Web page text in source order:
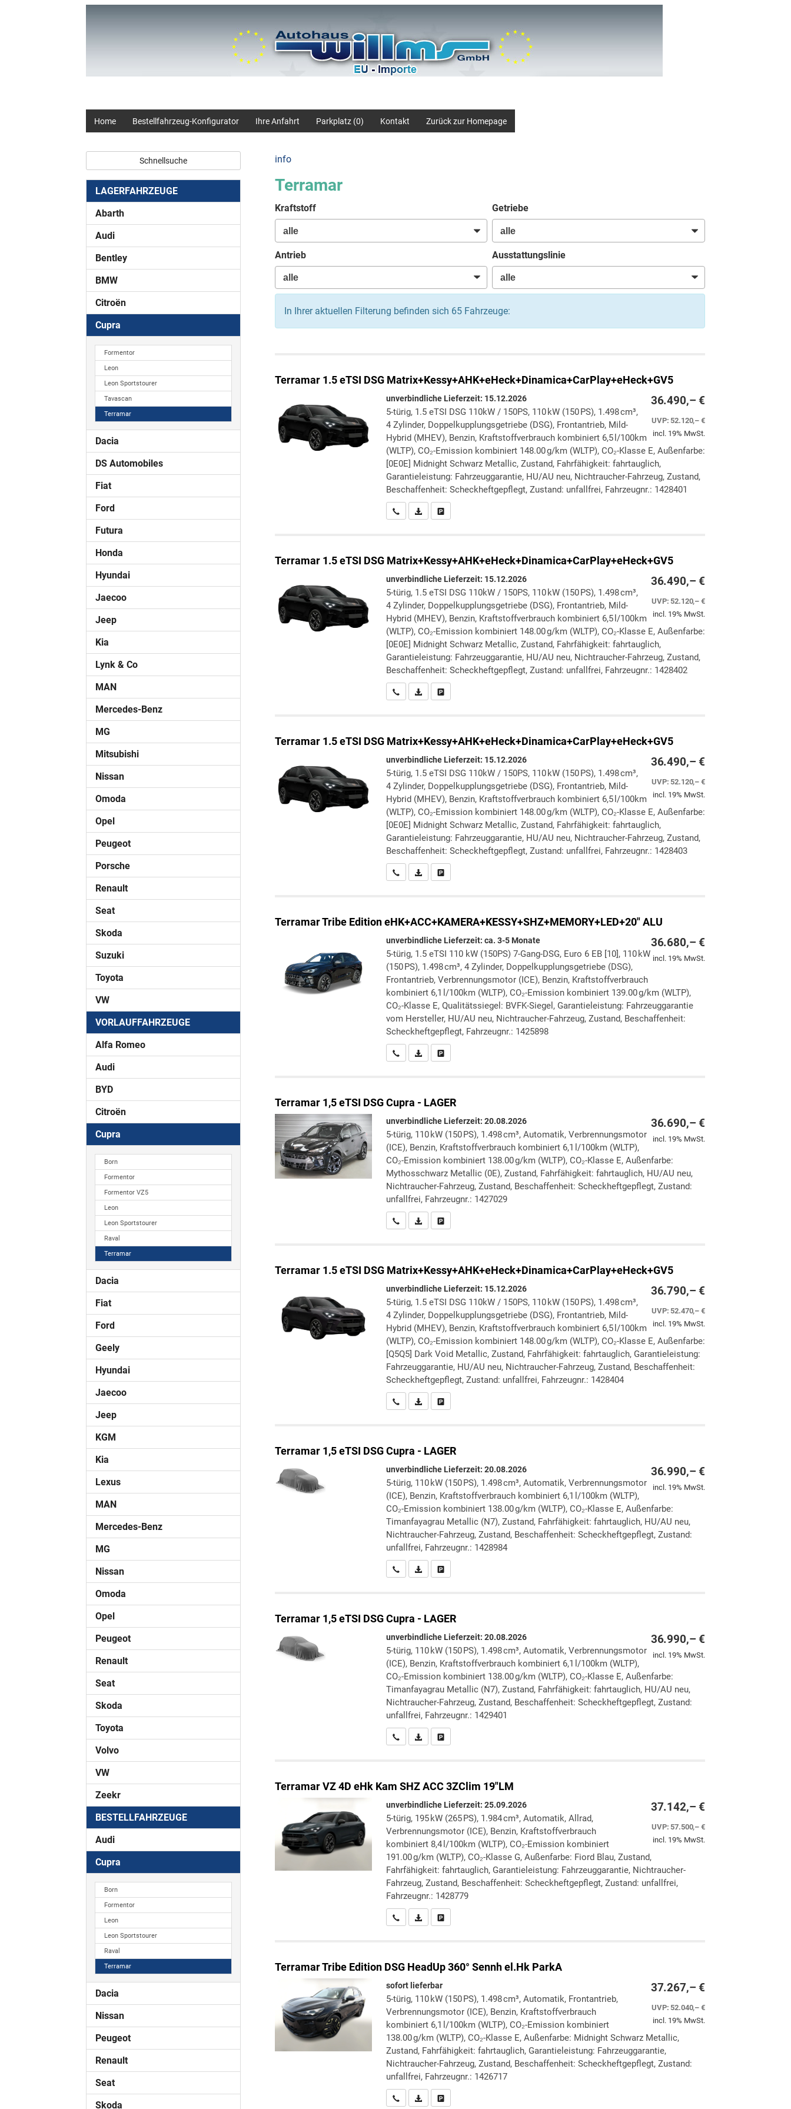
Home Bestellfahrzeug-Konfigurator Ihre Anfahrt Parkplatz (0) Kontakt Zurück zur Homepage
info
Terramar
Kraftstoff Getriebe
Antrieb Ausstattungslinie
In Ihrer aktuellen Filterung befinden sich 65Fahrzeuge:
Terramar 1.5 eTSI DSG Matrix+Kessy+AHK+eHeck+Dinamica+CarPlay+eHeck+GV5
36.490,– €
UVP:52.120,– €
incl. 19% MwSt.
unverbindliche Lieferzeit: 15.12.2026
5-türig, 1.5 eTSI DSG 110kW / 150PS, 110 kW (150 PS), 1.498 cm³,
4 Zylinder, Doppelkupplungsgetriebe (DSG), Frontantrieb, Mild-
Hybrid (MHEV), Benzin, Kraftstoffverbrauch kombiniert 6,5 l/100km
(WLTP), CO₂-Emission kombiniert 148.00 g/km (WLTP), CO₂-Klasse E, Außenfarbe:
[0E0E] Midnight Schwarz Metallic, Zustand, Fahrfähigkeit: fahrtauglich,
Garantieleistung: Fahrzeuggarantie, HU/AU neu, Nichtraucher-Fahrzeug, Zustand,
Beschaffenheit: Scheckheftgepflegt, Zustand: unfallfrei, Fahrzeugnr.: 1428401
Wir rufen Sie an
PDF-Datei, Fahrzeugexposé drucken
Drucken, parken oder vergleichen
Terramar 1.5 eTSI DSG Matrix+Kessy+AHK+eHeck+Dinamica+CarPlay+eHeck+GV5
36.490,– €
UVP:52.120,– €
incl. 19% MwSt.
unverbindliche Lieferzeit: 15.12.2026
5-türig, 1.5 eTSI DSG 110kW / 150PS, 110 kW (150 PS), 1.498 cm³,
4 Zylinder, Doppelkupplungsgetriebe (DSG), Frontantrieb, Mild-
Hybrid (MHEV), Benzin, Kraftstoffverbrauch kombiniert 6,5 l/100km
(WLTP), CO₂-Emission kombiniert 148.00 g/km (WLTP), CO₂-Klasse E, Außenfarbe:
[0E0E] Midnight Schwarz Metallic, Zustand, Fahrfähigkeit: fahrtauglich,
Garantieleistung: Fahrzeuggarantie, HU/AU neu, Nichtraucher-Fahrzeug, Zustand,
Beschaffenheit: Scheckheftgepflegt, Zustand: unfallfrei, Fahrzeugnr.: 1428402
Wir rufen Sie an
PDF-Datei, Fahrzeugexposé drucken
Drucken, parken oder vergleichen
Terramar 1.5 eTSI DSG Matrix+Kessy+AHK+eHeck+Dinamica+CarPlay+eHeck+GV5
36.490,– €
UVP:52.120,– €
incl. 19% MwSt.
unverbindliche Lieferzeit: 15.12.2026
5-türig, 1.5 eTSI DSG 110kW / 150PS, 110 kW (150 PS), 1.498 cm³,
4 Zylinder, Doppelkupplungsgetriebe (DSG), Frontantrieb, Mild-
Hybrid (MHEV), Benzin, Kraftstoffverbrauch kombiniert 6,5 l/100km
(WLTP), CO₂-Emission kombiniert 148.00 g/km (WLTP), CO₂-Klasse E, Außenfarbe:
[0E0E] Midnight Schwarz Metallic, Zustand, Fahrfähigkeit: fahrtauglich,
Garantieleistung: Fahrzeuggarantie, HU/AU neu, Nichtraucher-Fahrzeug, Zustand,
Beschaffenheit: Scheckheftgepflegt, Zustand: unfallfrei, Fahrzeugnr.: 1428403
Wir rufen Sie an
PDF-Datei, Fahrzeugexposé drucken
Drucken, parken oder vergleichen
TerramarTribe Edition eHK+ACC+KAMERA+KESSY+SHZ+MEMORY+LED+20" ALU
36.680,– €
incl. 19% MwSt.
unverbindliche Lieferzeit: ca. 3-5 Monate
5-türig, 1.5 eTSI 110 kW (150PS) 7-Gang-DSG, Euro 6 EB [10], 110 kW
(150 PS), 1.498 cm³, 4 Zylinder, Doppelkupplungsgetriebe (DSG),
Frontantrieb, Verbrennungsmotor (ICE), Benzin, Kraftstoffverbrauch
kombiniert 6,1 l/100km (WLTP), CO₂-Emission kombiniert 139.00 g/km (WLTP),
CO₂-Klasse E, Qualitätssiegel: BVFK-Siegel, Garantieleistung: Fahrzeuggarantie
vom Hersteller, HU/AU neu, Nichtraucher-Fahrzeug, Zustand, Beschaffenheit:
Scheckheftgepflegt, Fahrzeugnr.: 1425898
Wir rufen Sie an
PDF-Datei, Fahrzeugexposé drucken
Drucken, parken oder vergleichen
Terramar 1,5 eTSI DSG Cupra - LAGER
36.690,– €
incl. 19% MwSt.
unverbindliche Lieferzeit: 20.08.2026
5-türig, 110 kW (150 PS), 1.498 cm³, Automatik, Verbrennungsmotor
(ICE), Benzin, Kraftstoffverbrauch kombiniert 6,1 l/100km (WLTP),
CO₂-Emission kombiniert 138.00 g/km (WLTP), CO₂-Klasse E, Außenfarbe:
Mythosschwarz Metallic (0E), Zustand, Fahrfähigkeit: fahrtauglich, HU/AU neu,
Nichtraucher-Fahrzeug, Zustand, Beschaffenheit: Scheckheftgepflegt, Zustand:
unfallfrei, Fahrzeugnr.: 1427029
Wir rufen Sie an
PDF-Datei, Fahrzeugexposé drucken
Drucken, parken oder vergleichen
Terramar 1.5 eTSI DSG Matrix+Kessy+AHK+eHeck+Dinamica+CarPlay+eHeck+GV5
36.790,– €
UVP:52.470,– €
incl. 19% MwSt.
unverbindliche Lieferzeit: 15.12.2026
5-türig, 1.5 eTSI DSG 110kW / 150PS, 110 kW (150 PS), 1.498 cm³,
4 Zylinder, Doppelkupplungsgetriebe (DSG), Frontantrieb, Mild-
Hybrid (MHEV), Benzin, Kraftstoffverbrauch kombiniert 6,5 l/100km
(WLTP), CO₂-Emission kombiniert 148.00 g/km (WLTP), CO₂-Klasse E, Außenfarbe:
[Q5Q5] Dark Void Metallic, Zustand, Fahrfähigkeit: fahrtauglich, Garantieleistung:
Fahrzeuggarantie, HU/AU neu, Nichtraucher-Fahrzeug, Zustand, Beschaffenheit:
Scheckheftgepflegt, Zustand: unfallfrei, Fahrzeugnr.: 1428404
Wir rufen Sie an
PDF-Datei, Fahrzeugexposé drucken
Drucken, parken oder vergleichen
Terramar 1,5 eTSI DSG Cupra - LAGER
36.990,– €
incl. 19% MwSt.
unverbindliche Lieferzeit: 20.08.2026
5-türig, 110 kW (150 PS), 1.498 cm³, Automatik, Verbrennungsmotor
(ICE), Benzin, Kraftstoffverbrauch kombiniert 6,1 l/100km (WLTP),
CO₂-Emission kombiniert 138.00 g/km (WLTP), CO₂-Klasse E, Außenfarbe:
Timanfayagrau Metallic (N7), Zustand, Fahrfähigkeit: fahrtauglich, HU/AU neu,
Nichtraucher-Fahrzeug, Zustand, Beschaffenheit: Scheckheftgepflegt, Zustand:
unfallfrei, Fahrzeugnr.: 1428984
Wir rufen Sie an
PDF-Datei, Fahrzeugexposé drucken
Drucken, parken oder vergleichen
Terramar 1,5 eTSI DSG Cupra - LAGER
36.990,– €
incl. 19% MwSt.
unverbindliche Lieferzeit: 20.08.2026
5-türig, 110 kW (150 PS), 1.498 cm³, Automatik, Verbrennungsmotor
(ICE), Benzin, Kraftstoffverbrauch kombiniert 6,1 l/100km (WLTP),
CO₂-Emission kombiniert 138.00 g/km (WLTP), CO₂-Klasse E, Außenfarbe:
Timanfayagrau Metallic (N7), Zustand, Fahrfähigkeit: fahrtauglich, HU/AU neu,
Nichtraucher-Fahrzeug, Zustand, Beschaffenheit: Scheckheftgepflegt, Zustand:
unfallfrei, Fahrzeugnr.: 1429401
Wir rufen Sie an
PDF-Datei, Fahrzeugexposé drucken
Drucken, parken oder vergleichen
TerramarVZ 4D eHk Kam SHZ ACC 3ZClim 19"LM
37.142,– €
UVP:57.500,– €
incl. 19% MwSt.
unverbindliche Lieferzeit: 25.09.2026
5-türig, 195 kW (265 PS), 1.984 cm³, Automatik, Allrad,
Verbrennungsmotor (ICE), Benzin, Kraftstoffverbrauch
kombiniert 8,4 l/100km (WLTP), CO₂-Emission kombiniert
191.00 g/km (WLTP), CO₂-Klasse G, Außenfarbe: Fiord Blau, Zustand,
Fahrfähigkeit: fahrtauglich, Garantieleistung: Fahrzeuggarantie, Nichtraucher-
Fahrzeug, Zustand, Beschaffenheit: Scheckheftgepflegt, Zustand: unfallfrei,
Fahrzeugnr.: 1428779
Wir rufen Sie an
PDF-Datei, Fahrzeugexposé drucken
Drucken, parken oder vergleichen
TerramarTribe Edition DSG HeadUp 360° Sennh el.Hk ParkA
37.267,– €
UVP:52.040,– €
incl. 19% MwSt.
sofort lieferbar
5-türig, 110 kW (150 PS), 1.498 cm³, Automatik, Frontantrieb,
Verbrennungsmotor (ICE), Benzin, Kraftstoffverbrauch
kombiniert 6,1 l/100km (WLTP), CO₂-Emission kombiniert
138.00 g/km (WLTP), CO₂-Klasse E, Außenfarbe: Midnight Schwarz Metallic,
Zustand, Fahrfähigkeit: fahrtauglich, Garantieleistung: Fahrzeuggarantie,
Nichtraucher-Fahrzeug, Zustand, Beschaffenheit: Scheckheftgepflegt, Zustand:
unfallfrei, Fahrzeugnr.: 1426717
Wir rufen Sie an
PDF-Datei, Fahrzeugexposé drucken
Drucken, parken oder vergleichen
Schnellsuche
LAGERFAHRZEUGE
Abarth
Audi
Bentley
BMW
Citroën
Cupra
Formentor
Leon
Leon Sportstourer
Tavascan
Terramar
Dacia
DS Automobiles
Fiat
Ford
Futura
Honda
Hyundai
Jaecoo
Jeep
Kia
Lynk & Co
MAN
Mercedes-Benz
MG
Mitsubishi
Nissan
Omoda
Opel
Peugeot
Porsche
Renault
Seat
Skoda
Suzuki
Toyota
VW
VORLAUFFAHRZEUGE
Alfa Romeo
Audi
BYD
Citroën
Cupra
Born
Formentor
Formentor VZ5
Leon
Leon Sportstourer
Raval
Terramar
Dacia
Fiat
Ford
Geely
Hyundai
Jaecoo
Jeep
KGM
Kia
Lexus
MAN
Mercedes-Benz
MG
Nissan
Omoda
Opel
Peugeot
Renault
Seat
Skoda
Toyota
Volvo
VW
Zeekr
BESTELLFAHRZEUGE
Audi
Cupra
Born
Formentor
Leon
Leon Sportstourer
Raval
Terramar
Dacia
Nissan
Peugeot
Renault
Seat
Skoda